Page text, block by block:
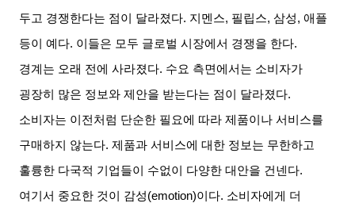
두고 경쟁한다는 점이 달라졌다. 지멘스, 필립스,삼성,애플
등이 예다. 이들은 모두 글로벌 시장에서 경쟁을 한다.
경계는 오래 전에 사라졌다. 수요 측면에서는 소비자가
굉장히 많은 정보와 제안을 받는다는 점이 달라졌다.
소비자는 이전처럼 단순한 필요에 따라 제품이나 서비스를
구매하지 않는다.제품과 서비스에 대한 정보는 무한하고
훌륭한 다국적 기업들이 수없이 다양한 대안을 건넨다.
여기서 중요한 것이 감성(emotion)이다. 소비자에게 더